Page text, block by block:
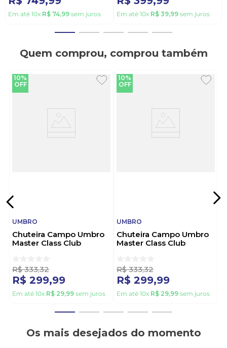
Em até 10x R$ 74,99 sem juros Em até 10x R$ 39,99 sem juros
Quem comprou, comprou também
10%
OFF
UMBRO
Chuteira Campo Umbro
Master Class Club
R$ 333,32
R$ 299,99
Em até 10x R$ 29,99 sem juros
10%
OFF
UMBRO
Chuteira Campo Umbro
Master Class Club
R$ 333,32
R$ 299,99
Em até 10x R$ 29,99 sem juros
Os mais desejados do momento